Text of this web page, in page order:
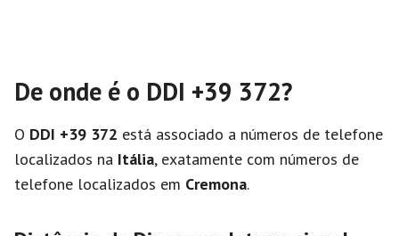
De onde é o DDI +39 372?
O DDI +39 372 está associado a números de telefone
localizados na Itália, exatamente com números de
telefone localizados em Cremona.